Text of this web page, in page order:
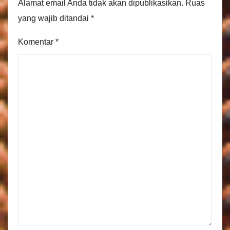
Alamat email Anda tidak akan dipublikasikan. Ruas
yang wajib ditandai *
Komentar *